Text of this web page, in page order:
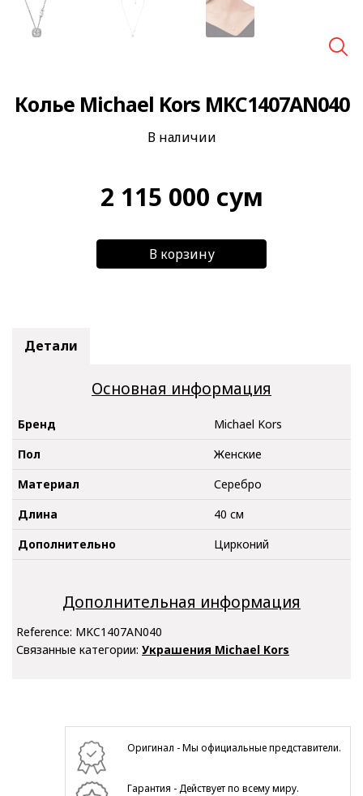
Колье Michael Kors MKC1407AN040
В наличии
2 115 000 сум
В корзину
Детали
Основная информация
Бренд
Michael Kors
Пол
Женские
Материал
Серебро
Длина
40 см
Дополнительно
Цирконий
Дополнительная информация
Reference: MKC1407AN040
Связанные категории: Украшения Michael Kors
Оригинал - Мы официальные представители.
Гарантия - Действует по всему миру.